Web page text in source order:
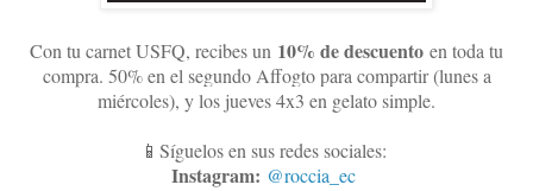
Con tu carnet USFQ, recibes un 10% de descuento en toda tu
compra. 50% en el segundo Affogto para compartir (lunes a
miércoles), y los jueves 4x3 en gelato simple.
📱Síguelos en sus redes sociales:
Instagram: @roccia_ec